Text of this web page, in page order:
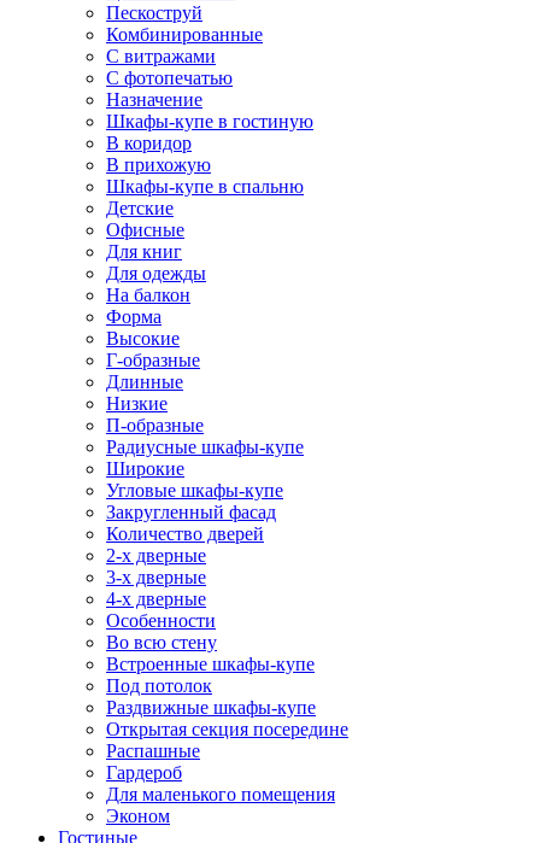
Пескоструй
Комбинированные
С витражами
С фотопечатью
Назначение
Шкафы-купе в гостиную
В коридор
В прихожую
Шкафы-купе в спальню
Детские
Офисные
Для книг
Для одежды
На балкон
Форма
Высокие
Г-образные
Длинные
Низкие
П-образные
Радиусные шкафы-купе
Широкие
Угловые шкафы-купе
Закругленный фасад
Количество дверей
2-х дверные
3-х дверные
4-х дверные
Особенности
Во всю стену
Встроенные шкафы-купе
Под потолок
Раздвижные шкафы-купе
Открытая секция посередине
Распашные
Гардероб
Для маленького помещения
Эконом
Гостиные